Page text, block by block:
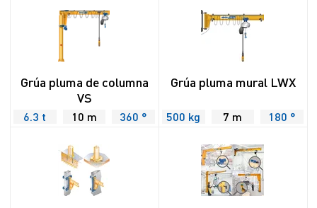
Grúa pluma de columna
VS
6.3 t 10 m 360 °
Grúa pluma mural LWX
500 kg 7 m 180 °